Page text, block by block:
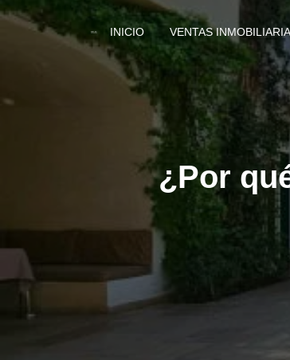
INICIO VENTAS
¿Por